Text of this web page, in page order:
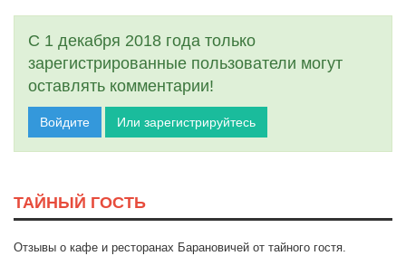
С 1 декабря 2018 года только
зарегистрированные пользователи могут
оставлять комментарии!
Войдите Или зарегистрируйтесь
ТАЙНЫЙ ГОСТЬ
Отзывы о кафе и ресторанах Барановичей от тайного гостя.